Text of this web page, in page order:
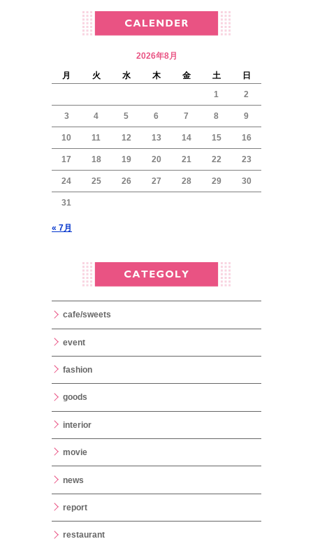
2026年8月
月
火 水 木 金 土
日
1
2
3 4 5 6 7 8 9
10 11 12 13 14 15 16
17 18 19 20 21 22 23
24 25 26 27 28 29 30
31
« 7月
cafe/sweets
event
fashion
goods
interior
movie
news
report
restaurant